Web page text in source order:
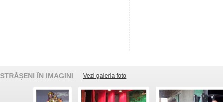
STRĂȘENI ÎN IMAGINI Vezi galeria foto